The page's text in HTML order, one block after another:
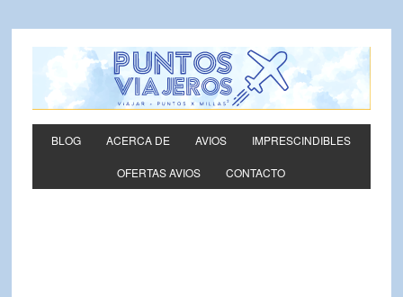
BLOG ACERCA DE AVIOS IMPRESCINDIBLES
OFERTAS AVIOS CONTACTO